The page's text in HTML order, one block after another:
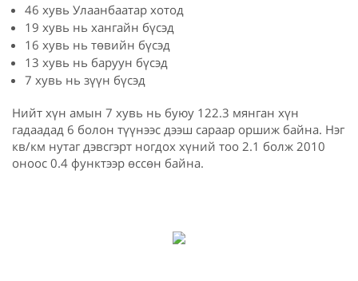
46 хувь Улаанбаатар хотод
19 хувь нь хангайн бүсэд
16 хувь нь төвийн бүсэд
13 хувь нь баруун бүсэд
7 хувь нь зүүн бүсэд
Нийт хүн амын 7 хувь нь буюу 122.3 мянган хүн
гадаадад 6 болон түүнээс дээш сараар оршиж байна. Нэг
кв/км нутаг дэвсгэрт ногдох хүний тоо 2.1 болж 2010
оноос 0.4 функтээр өссөн байна.